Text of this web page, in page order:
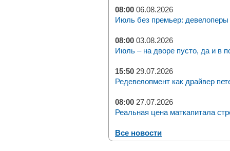
08:00 06.08.2026
Июль без премьер: девелоперы
08:00 03.08.2026
Июль – на дворе пусто, да и в
15:50 29.07.2026
Редевелопмент как драйвер
08:00 27.07.2026
Реальная цена маткапитала
Все новости